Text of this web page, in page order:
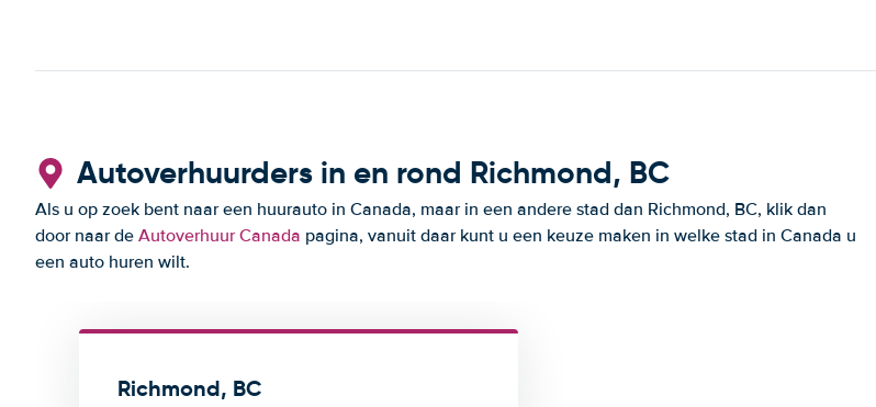
Autoverhuurders in en rond Richmond, BC
Als u op zoek bent naar een huurauto in Canada, maar in een andere stad dan Richmond, BC, klik dan
door naar de Autoverhuur Canada pagina, vanuit daar kunt u een keuze maken in welke stad in Canada u
een auto huren wilt.
Richmond, BC